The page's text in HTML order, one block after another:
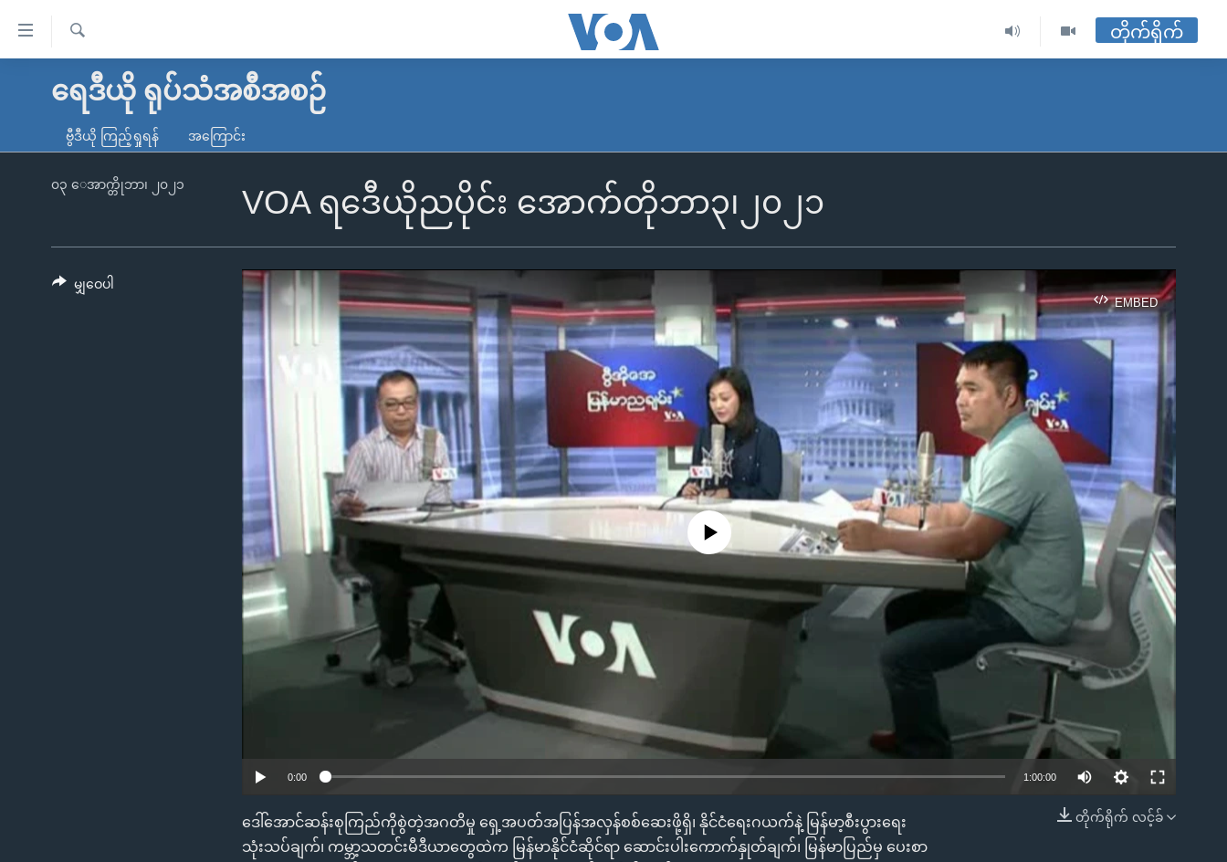
လွယ်ကူ
သည့်
မူလစာမျက်နှာ
ကမ္ဘာ့သတင်းများ
နိုင်ငံတကာ
တရုတ်
အစ္စရေး-ပါလက်စတိုင်း
ရပ်ဝန်းတခု လမ်းတခု အလွန်
အင်္ဂလိပ်စာလေ့လာမယ်
ရ
တိုက်ရိုက်
ရေဒီယို ရုပ်သံအစီအစဉ်
ဗွီဒီယို ကြည့်ရှုရန် အကြောင်း
VOA ရဒေီယိုညပိုင်း အောက်တိုဘာ၃၊၂၀၂၁
၀၃ ေအာက္တိုဘာ၊ ၂၀၂၁
EMBED
EMBED
No media source currently available
0:00 1:00:00
တိုက်ရိုက် လင့်ခ်
ဒေါ်အောင်ဆန်းစုကြည်ကိုစွဲတဲ့အဂတိမှု ရှေ့အပတ်အပြန်အလှန်စစ်ဆေးဖို့ရှိ၊ နိုင်ငံရေးဂယက်နဲ့ မြန်မာ့စီးပွားရေး
သုံးသပ်ချက်၊ ကမ္ဘာ့သတင်းမီဒီယာတွေထဲက မြန်မာနိုင်ငံဆိုင်ရာ ဆောင်းပါးကောက်နှုတ်ချက်၊ မြန်မာပြည်မှ ပေးစာ
မျှဝေပါ